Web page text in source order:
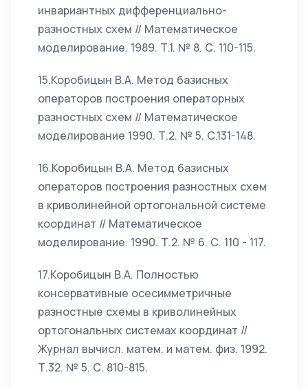
инвариантных дифференциально-
разностных схем // Математическое
моделирование. 1989. Т.1. № 8. С. 110-115.
15.Коробицын В.А. Метод базисных
операторов построения операторных
разностных схем // Математическое
моделирование 1990. Т.2. № 5. С.131-148.
16.Коробицын В.А. Метод базисных
операторов построения разностных схем
в криволинейной ортогональной системе
координат // Математическое
моделирование. 1990. Т.2. № 6. С. 110 - 117.
17.Коробицын В.А. Полностью
консервативные осесимметричные
разностные схемы в криволинейных
ортогональных системах координат //
Журнал вычисл. матем. и матем. физ. 1992.
Т.32. № 5. С. 810-815.